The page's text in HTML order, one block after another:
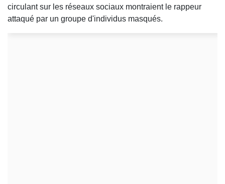
circulant sur les réseaux sociaux montraient le rappeur
attaqué par un groupe d'individus masqués.